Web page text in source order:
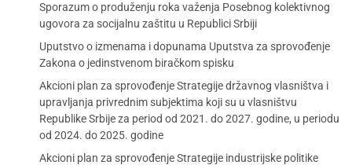
Sporazum o produženju roka važenja Posebnog kolektivnog
ugovora za socijalnu zaštitu u Republici Srbiji
Uputstvo o izmenama i dopunama Uputstva za sprovođenje
Zakona o jedinstvenom biračkom spisku
Akcioni plan za sprovođenje Strategije državnog vlasništva i
upravljanja privrednim subjektima koji su u vlasništvu
Republike Srbije za period od 2021. do 2027. godine, u periodu
od 2024. do 2025. godine
Akcioni plan za sprovođenje Strategije industrijske politike